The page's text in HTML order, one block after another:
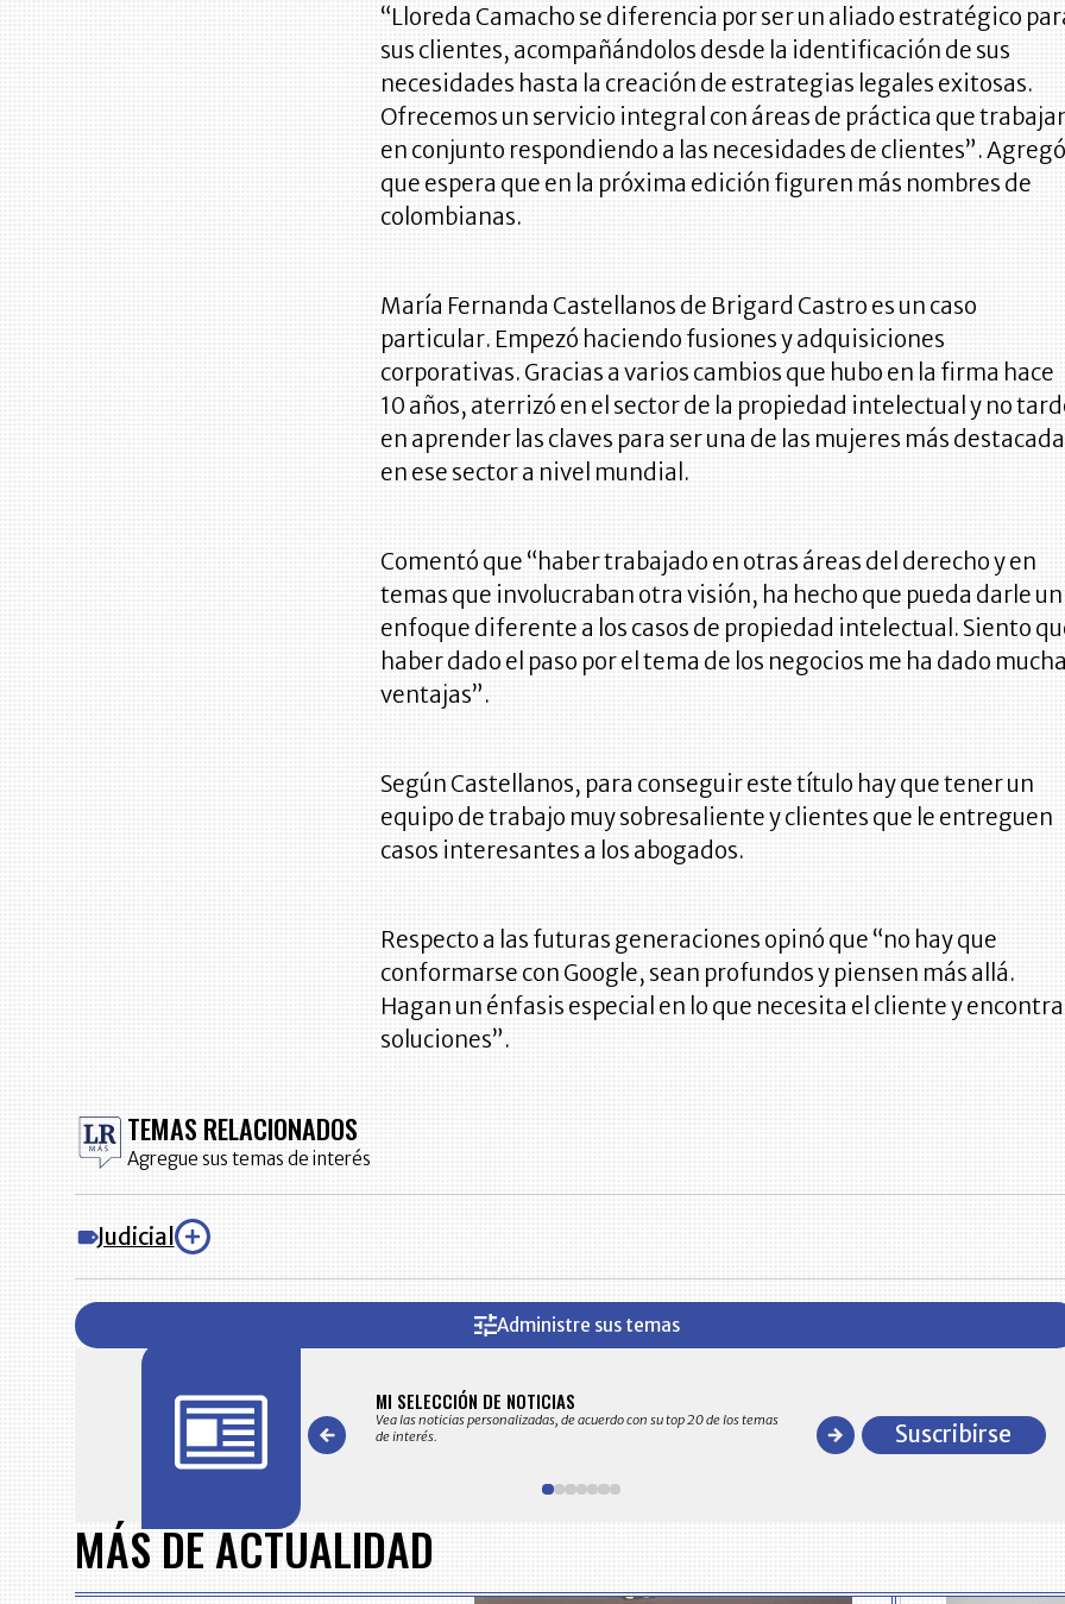
“Lloreda Camacho se diferencia por ser un aliado estratégico
sus clientes, acompañándolos desde la identificación de sus
necesidades hasta la creación de estrategias legales exitosas.
Ofrecemos un servicio integral con áreas de práctica que
en conjunto respondiendo a las necesidades de clientes”. Agregó
que espera que en la próxima edición figuren más nombres de
colombianas.
María Fernanda Castellanos de Brigard Castro es un caso
particular. Empezó haciendo fusiones y adquisiciones
corporativas. Gracias a varios cambios que hubo en la firma hace
10 años, aterrizó en el sector de la propiedad intelectual y no
en aprender las claves para ser una de las mujeres más
en ese sector a nivel mundial.
Comentó que “haber trabajado en otras áreas del derecho y en
temas que involucraban otra visión, ha hecho que pueda darle un
enfoque diferente a los casos de propiedad intelectual. Siento
haber dado el paso por el tema de los negocios me ha dado
ventajas”.
Según Castellanos, para conseguir este título hay que tener un
equipo de trabajo muy sobresaliente y clientes que le entreguen
casos interesantes a los abogados.
Respecto a las futuras generaciones opinó que “no hay que
conformarse con Google, sean profundos y piensen más allá.
Hagan un énfasis especial en lo que necesita el cliente y
soluciones”.
TEMAS RELACIONADOS
Agregue sus temas de interés
Judicial
Administre sus temas
en su correo electrónico las noticias seleccionadas por nuestro
MI SELECCIÓN DE NOTICIAS
Vea las noticias personalizadas, de acuerdo con su top 20 de los temas
de interés.
comportamiento general y detallado de las
en ventas en Colombia
of
7
Suscribirse
MÁS DE ACTUALIDAD